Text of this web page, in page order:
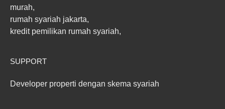
murah,
rumah syariah jakarta,
kredit pemilikan rumah syariah,
SUPPORT
Developer properti dengan skema syariah